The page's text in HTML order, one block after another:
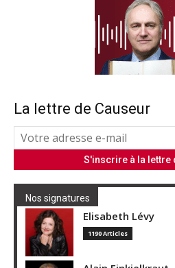
La lettre de Causeur
Nos signatures
Elisabeth Lévy
1190 Articles